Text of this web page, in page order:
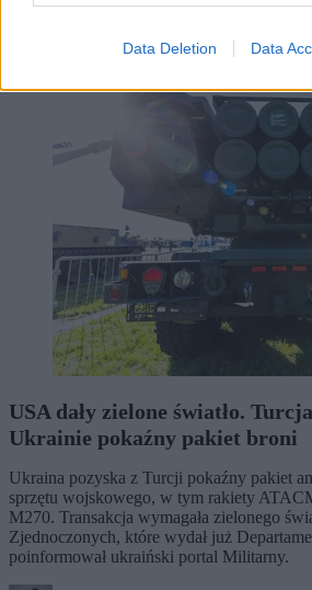
Data Deletion Data
USA dały zielone światło.
Ukrainie pokaźny pakiet broni
Ukraina pozyska z Turcji pokaźny pakiet
sprzętu wojskowego, w tym rakiety
M270. Transakcja wymagała zielonego
Zjednoczonych, które wydał już
poinformował ukraiński portal Militarny.